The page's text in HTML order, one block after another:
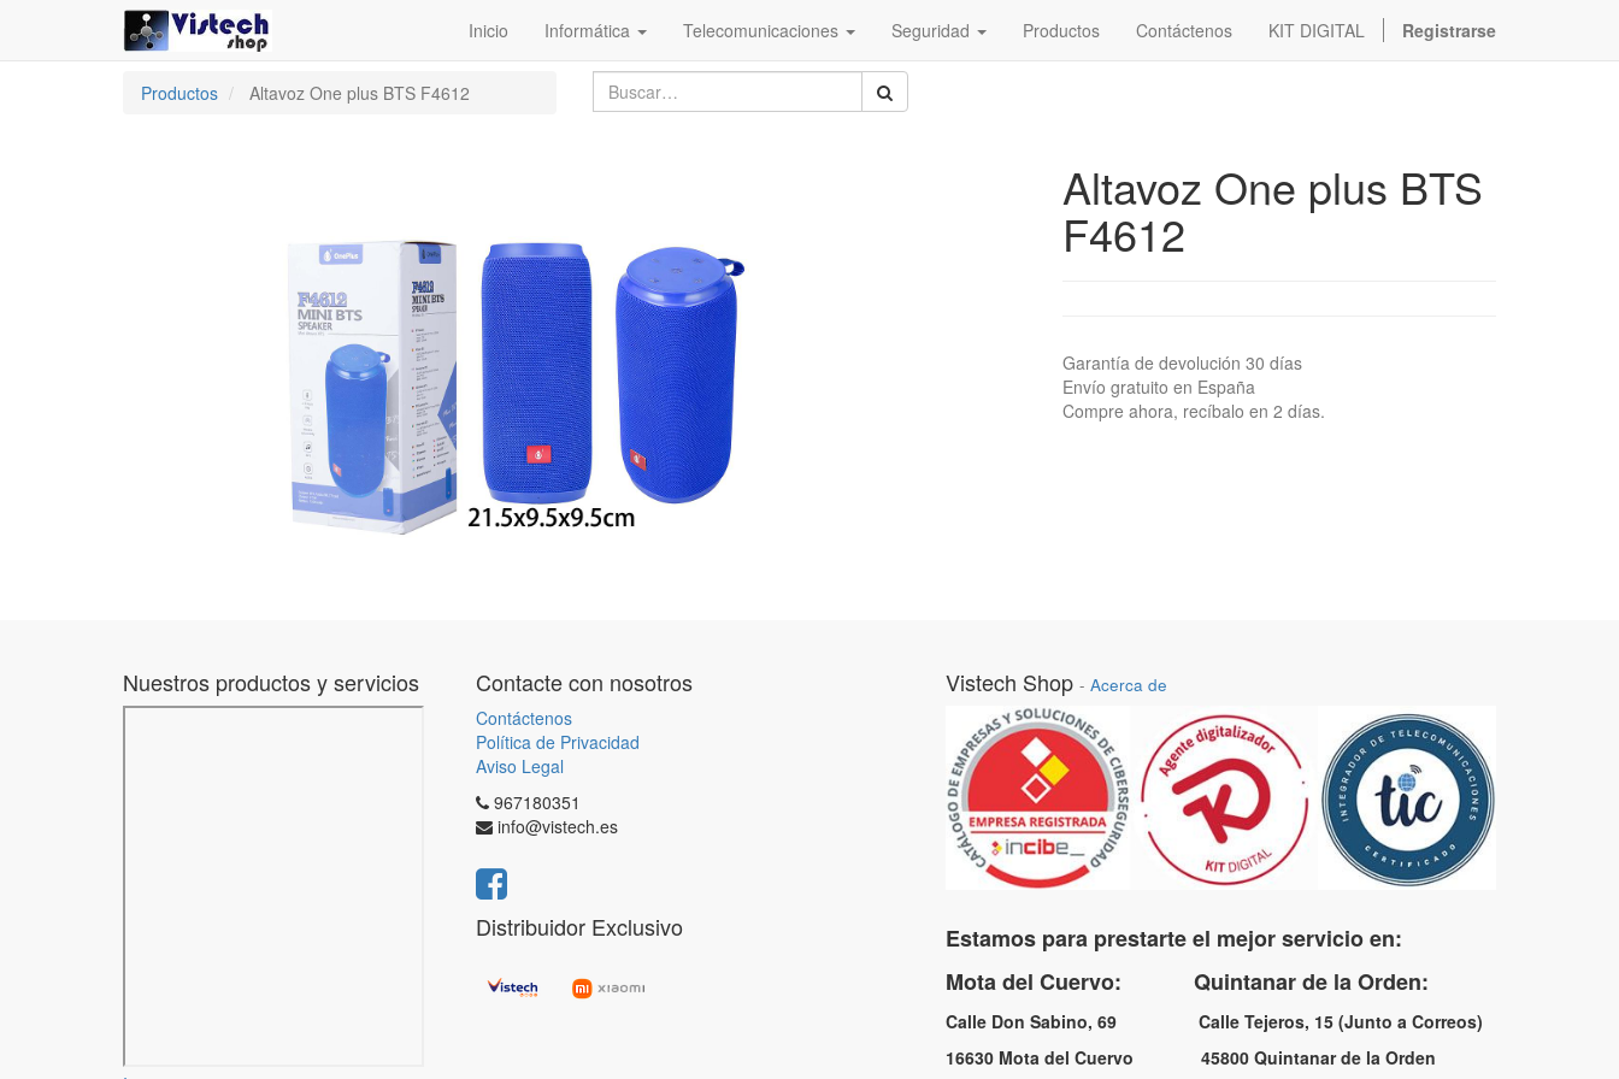
Inicio Informática Telecomunicaciones Seguridad Productos Contáctenos KIT DIGITAL Registrarse
Productos Altavoz One plus BTS F4612
Altavoz One plus BTS
F4612
Garantía de devolución 30 días
Envío gratuito en España
Compre ahora, recíbalo en 2 días.
Nuestros productos y servicios Contacte con nosotros
Contáctenos
Política de Privacidad
Aviso Legal
967180351
info@vistech.es
Distribuidor Exclusivo
Vistech Shop - Acerca de
Estamos para prestarte el mejor servicio en:
Mota del Cuervo: Quintanar de la Orden:
Calle Don Sabino, 69 Calle Tejeros, 15 (Junto a Correos)
16630 Mota del Cuervo 45800 Quintanar de la Orden